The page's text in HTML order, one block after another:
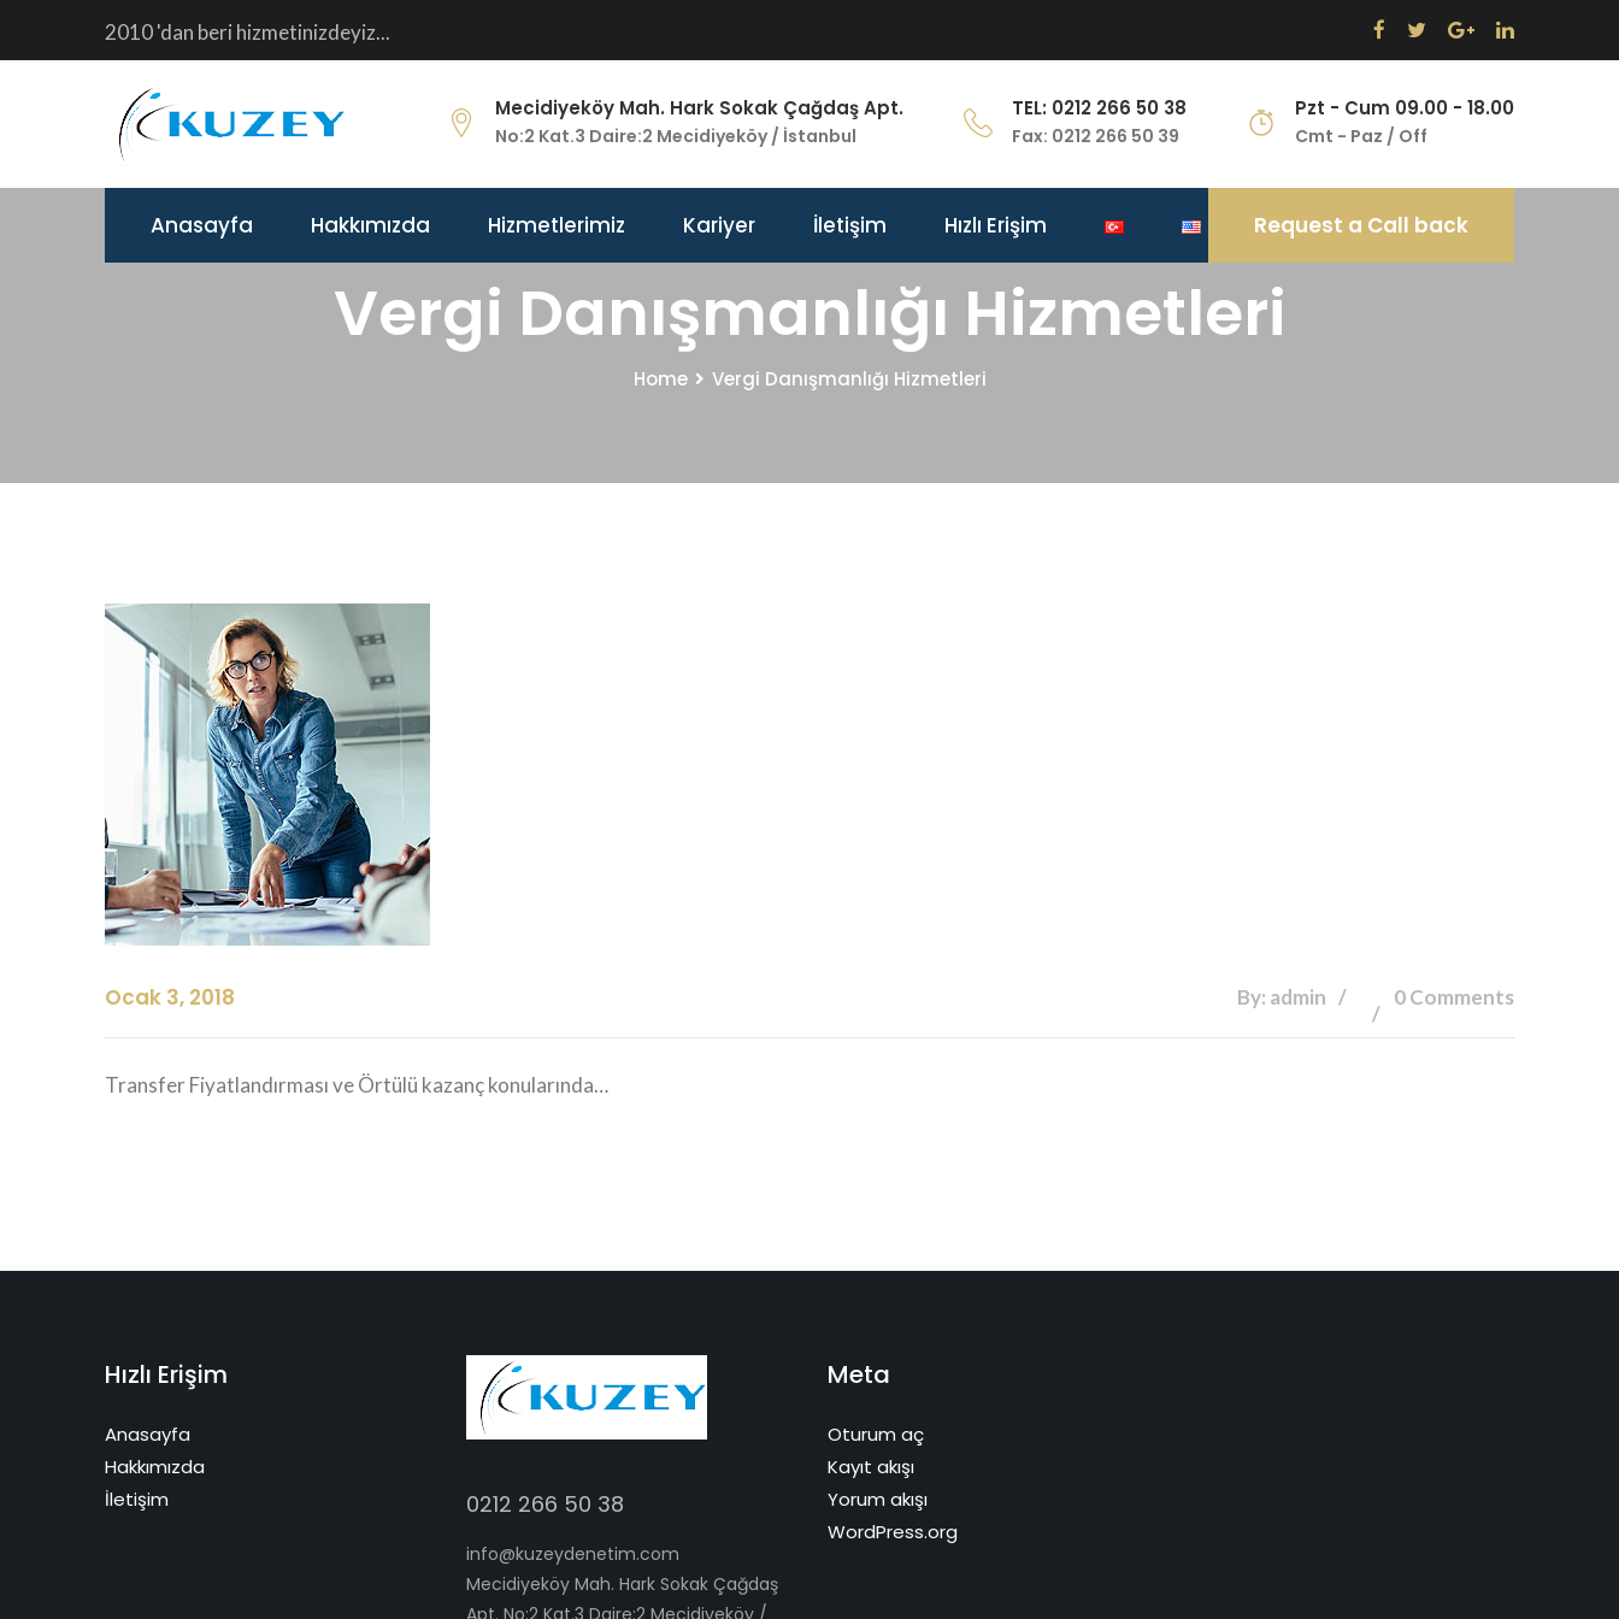
2010 'dan beri hizmetinizdeyiz...
Mecidiyeköy Mah. Hark Sokak Çağdaş Apt.
No:2 Kat.3 Daire:2 Mecidiyeköy / İstanbul
TEL: 0212 266 50 38
Fax: 0212 266 50 39
Pzt - Cum 09.00 - 18.00
Cmt - Paz / Off
Anasayfa Hakkımızda Hizmetlerimiz Kariyer İletişim Hızlı Erişim Request a Call back
Vergi Danışmanlığı Hizmetleri
Home Vergi Danışmanlığı Hizmetleri
Ocak 3, 2018 By: admin 0 Comments
Transfer Fiyatlandırması ve Örtülü kazanç konularında…
Hızlı Erişim
Anasayfa
Hakkımızda
İletişim
0212 266 50 38
info@kuzeydenetim.com
Mecidiyeköy Mah. Hark Sokak Çağdaş
Apt. No:2 Kat.3 Daire:2 Mecidiyeköy /
Meta
Oturum aç
Kayıt akışı
Yorum akışı
WordPress.org